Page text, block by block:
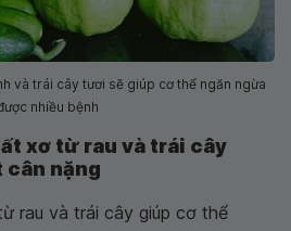
và trái cây tươi sẽ giúp cơ thể ngăn ngừa
nhiều bệnh
xơ từ rau và trái cây
cân nặng
rau và trái cây giúp cơ thể